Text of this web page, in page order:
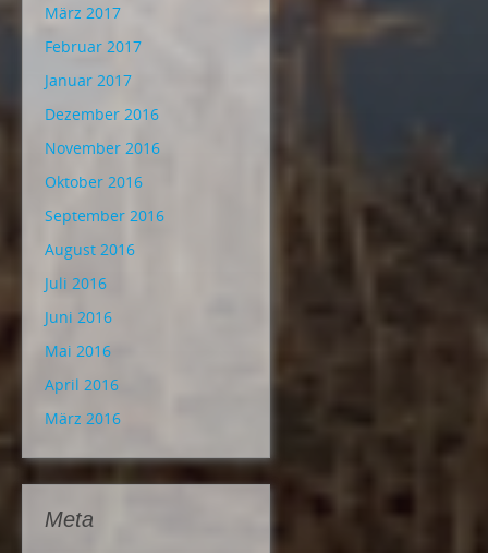
März 2017
Februar 2017
Januar 2017
Dezember 2016
November 2016
Oktober 2016
September 2016
August 2016
Juli 2016
Juni 2016
Mai 2016
April 2016
März 2016
Meta